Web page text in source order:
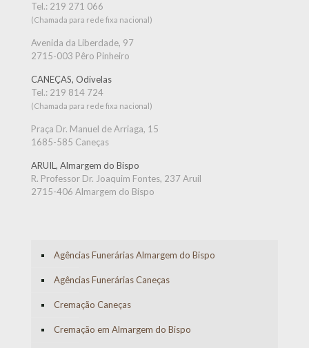
Tel.: 219 271 066
(Chamada para rede fixa nacional)
Avenida da Liberdade, 97
2715-003 Pêro Pinheiro
CANEÇAS, Odivelas
Tel.: 219 814 724
(Chamada para rede fixa nacional)
Praça Dr. Manuel de Arriaga, 15
1685-585 Caneças
ARUIL, Almargem do Bispo
R. Professor Dr. Joaquim Fontes, 237 Aruil
2715-406 Almargem do Bispo
Agências Funerárias Almargem do Bispo
Agências Funerárias Caneças
Cremação Caneças
Cremação em Almargem do Bispo